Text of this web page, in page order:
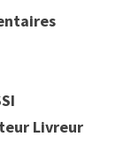
Livreur